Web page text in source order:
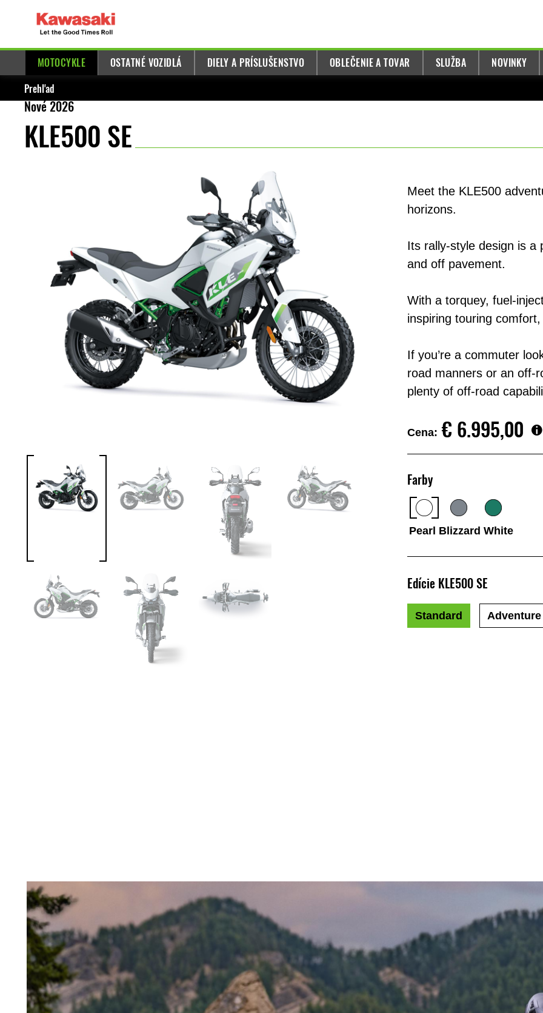
MOTOCYKLE OSTATNÉ VOZIDLÁ DIELY A PRÍSLUŠENSTVO OBLEČENIE A TOVAR SLUŽBA NOVINKY
Prehľad
Nové 2026
KLE500 SE
Meet the KLE500
horizons.
Its rally-style design is a
and off pavement.
With a torquey, fuel-
inspiring touring
If you’re a commuter
road manners or an off-
plenty of off-road
Cena: €‎ 6.995,00
Farby
Pearl Blizzard White
Edície KLE500 SE
Standard